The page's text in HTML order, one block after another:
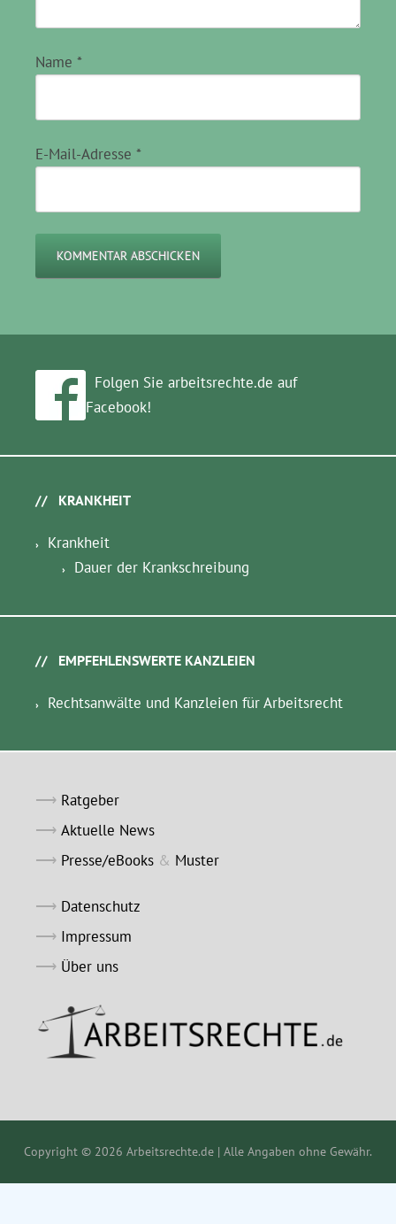
Name *
E-Mail-Adresse *
Folgen Sie arbeitsrechte.de auf
Facebook!
KRANKHEIT
Krankheit
Dauer der Krankschreibung
EMPFEHLENSWERTE KANZLEIEN
Rechtsanwälte und Kanzleien für Arbeitsrecht
Ratgeber
Aktuelle News
Presse/eBooks & Muster
Datenschutz
Impressum
Über uns
Copyright © 2026 Arbeitsrechte.de | Alle Angaben ohne Gewähr.